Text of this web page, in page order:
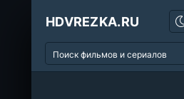
HDVREZKA.RU